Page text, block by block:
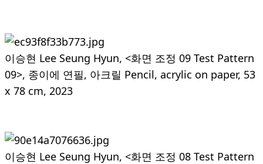
이승현 Lee Seung Hyun, <화면 조정 09 Test Pattern
09>, 종이에 연필, 아크릴 Pencil, acrylic on paper, 53
x 78 cm, 2023
이승현 Lee Seung Hyun, <화면 조정 08 Test Pattern